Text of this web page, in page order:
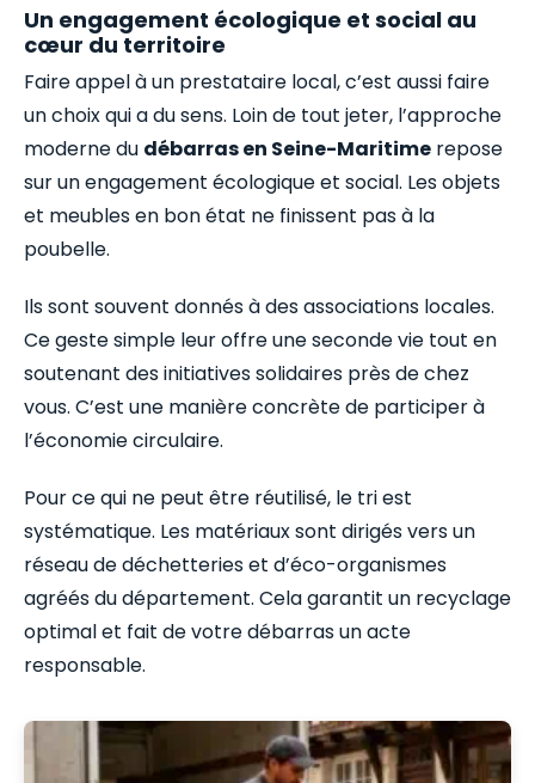
Un engagement écologique et social au
cœur du territoire
Faire appel à un prestataire local, c’est aussi faire
un choix qui a du sens. Loin de tout jeter, l’approche
moderne du débarras en Seine-Maritime repose
sur un engagement écologique et social. Les objets
et meubles en bon état ne finissent pas à la
poubelle.
Ils sont souvent donnés à des associations locales.
Ce geste simple leur offre une seconde vie tout en
soutenant des initiatives solidaires près de chez
vous. C’est une manière concrète de participer à
l’économie circulaire.
Pour ce qui ne peut être réutilisé, le tri est
systématique. Les matériaux sont dirigés vers un
réseau de déchetteries et d’éco-organismes
agréés du département. Cela garantit un recyclage
optimal et fait de votre débarras un acte
responsable.